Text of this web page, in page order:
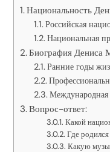
Национальность
Российская
Национальная
Биография Дениса
Ранние годы
Международная
Вопрос-ответ:
Какой
Где
Какую